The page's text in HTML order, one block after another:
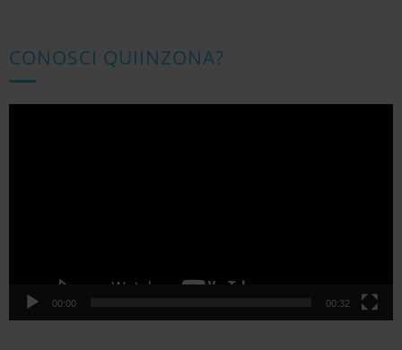
CONOSCI QUIINZONA?
00:00 00:32